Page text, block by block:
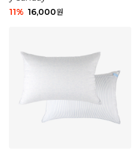
11% 16,000원